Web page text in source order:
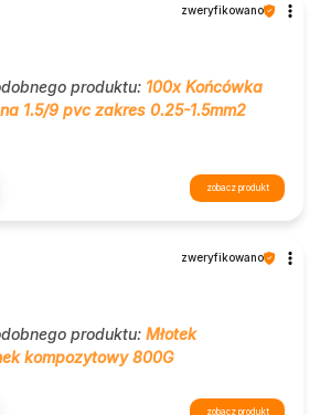
zweryfikowano
produktu: 100x Końcówka
1.5/9 pvc zakres 0.25-1.5mm2
zobacz produkt
zweryfikowano
produktu: Młotek
kompozytowy 800G
zobacz produkt